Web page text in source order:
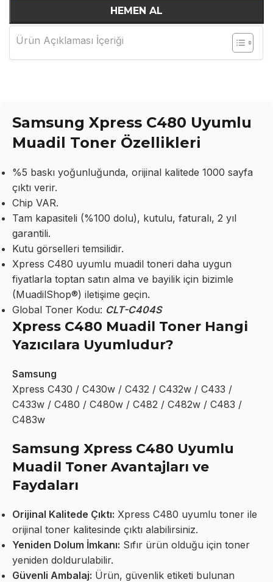
HEMEN AL
Ürün Açıklaması İçeriği
Samsung Xpress C480 Uyumlu
Muadil Toner Özellikleri
%5 baskı yoğunluğunda, orijinal kalitede 1000 sayfa
çıktı verir.
Chip VAR.
Tam kapasiteli (%100 dolu), kutulu, faturalı, 2 yıl
garantili.
Kutu görselleri temsilidir.
Xpress C480 uyumlu muadil toneri daha uygun
fiyatlarla toptan satın alma ve bayilik için bizimle
(MuadilShop®) iletişime geçin.
Global Toner Kodu: CLT-C404S
Xpress C480 Muadil Toner Hangi
Yazıcılara Uyumludur?
Samsung
Xpress C430 / C430w / C432 / C432w / C433 /
C433w / C480 / C480w / C482 / C482w / C483 /
C483w
Samsung Xpress C480 Uyumlu
Muadil Toner Avantajları ve
Faydaları
Orijinal Kalitede Çıktı: Xpress C480 uyumlu toner ile
orijinal toner kalitesinde çıktı alabilirsiniz.
Yeniden Dolum İmkanı: Sıfır ürün olduğu için toner
yeniden doldurulabilir.
Güvenli Ambalaj: Ürün, güvenlik etiketi bulunan